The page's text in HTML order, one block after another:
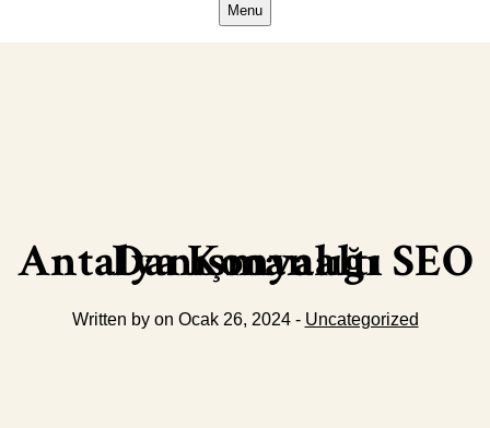
Menu
Antalya Konyaaltı SEO Danışmanlığı
Written by on Ocak 26, 2024 - Uncategorized